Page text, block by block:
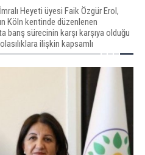
Heyeti üyesi Faik Özgür Erol,
Köln kentinde düzenlenen
barış sürecinin karşı karşıya olduğu
ilişkin kapsamlı
bulundu.